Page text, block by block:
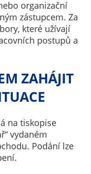
organizační
zástupcem. Za
které užívají
postupů a
ZAHÁJIT
na tiskopise
vydaném
Podání lze
našich
tak na
třetích
Díky
založené na Vašich
tak zvané
informací
zpravidla